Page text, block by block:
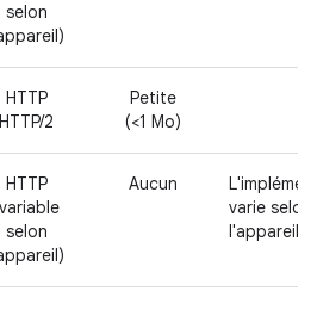
selon
HTTP
HTTP/2
Petite
(<1 Mo)
HTTP
selon
Aucun
varie selon
l'appareil